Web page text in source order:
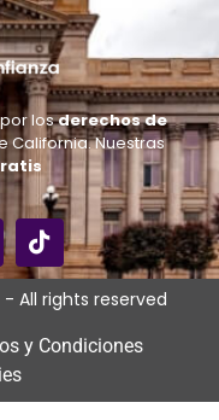
losderechos de
California. Nuestras
All rights reserved
y Condiciones